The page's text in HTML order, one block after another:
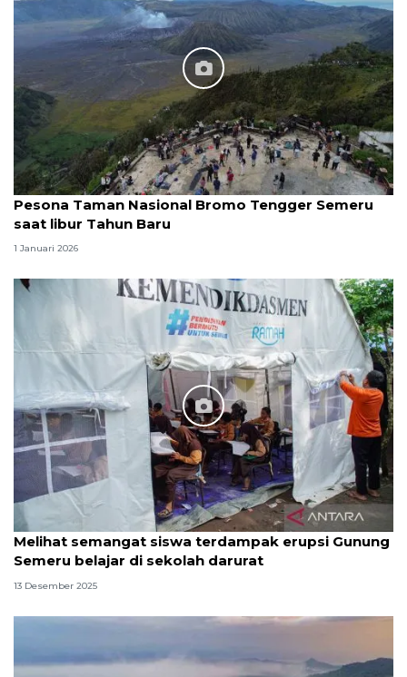
Pesona Taman Nasional Bromo Tengger Semeru
saat libur Tahun Baru
1 Januari 2026
Melihat semangat siswa terdampak erupsi Gunung
Semeru belajar di sekolah darurat
13 Desember 2025